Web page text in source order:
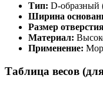
Тип: D-образный
Ширина
Размер
Материал:
Применение:
Таблица весов